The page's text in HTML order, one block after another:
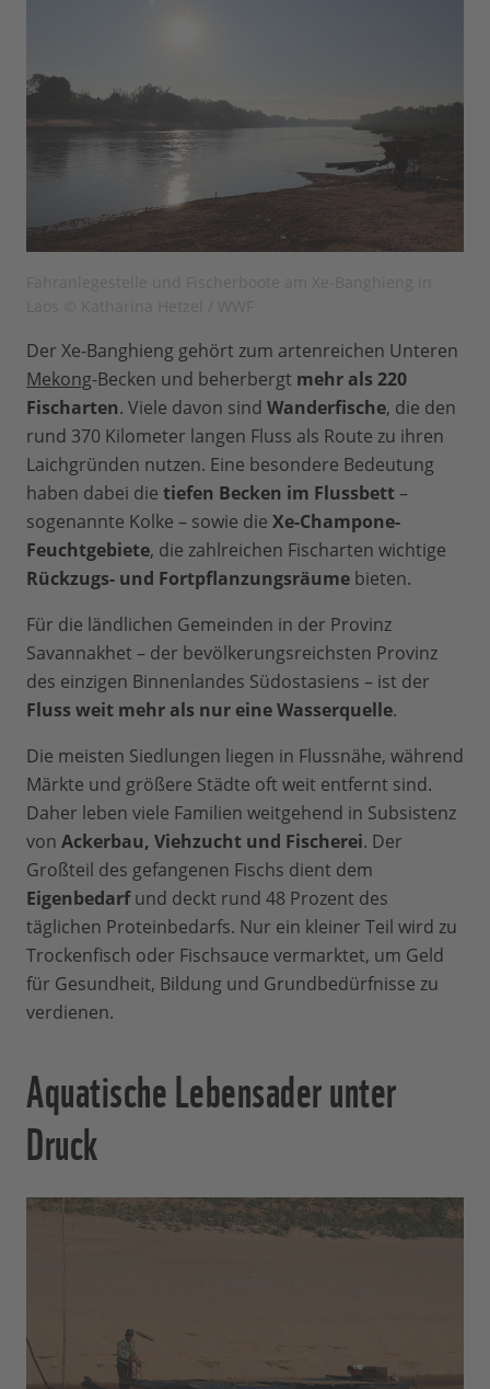
Der Xe-Banghieng gehört zum artenreichen Unteren
Mekong-Becken und beherbergt mehr als 220
Fischarten. Viele davon sind Wanderfische, die den
rund 370 Kilometer langen Fluss als Route zu ihren
Laichgründen nutzen. Eine besondere Bedeutung
haben dabei die tiefen Becken im Flussbett–
sogenannte Kolke – sowie die Xe-Champone-
Feuchtgebiete, die zahlreichen Fischarten wichtige
Rückzugs- und Fortpflanzungsräume bieten.
Für die ländlichen Gemeinden in der Provinz
Savannakhet – der bevölkerungsreichsten Provinz
des einzigen Binnenlandes Südostasiens – ist der
Fluss weit mehr als nur eine Wasserquelle.
Die meisten Siedlungen liegen in Flussnähe, während
Märkte und größere Städte oft weit entfernt sind.
Daher leben viele Familien weitgehend in Subsistenz
von Ackerbau, Viehzucht und Fischerei. Der
Großteil des gefangenen Fischs dient dem
Eigenbedarfund deckt rund 48 Prozent des
täglichen Proteinbedarfs. Nur ein kleiner Teil wird zu
Trockenfisch oder Fischsauce vermarktet, um Geld
für Gesundheit, Bildung und Grundbedürfnisse zu
verdienen.
Aquatische Lebensader unter
Druck